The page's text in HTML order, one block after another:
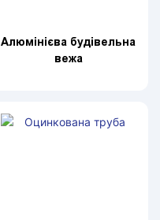
Алюмінієва будівельна
вежа